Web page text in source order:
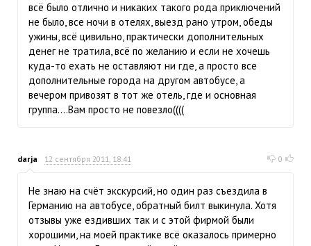
всё было отлично и никаких такого рода приключений
не было, все ночи в отелях, выезд рано утром, обеды
ужины, всё цивильно, практически дополнительных
денег не тратила, всё по желанию и если не хочешь
куда-то ехать не оставляют ни где, а просто все
дополнительные города на другом автобусе, а
вечером привозят в тот же отель, где и основная
группа....Вам просто не повезло((((
darja 12 сентября 2011, 18:41 0
Не знаю на счёт экскурсий, но один раз съездила в
Германию на автобусе, обратный билт выкинула. Хотя
отзывы уже ездивших так и с этой фирмой были
хорошими, на моей практике всё оказалось примерно